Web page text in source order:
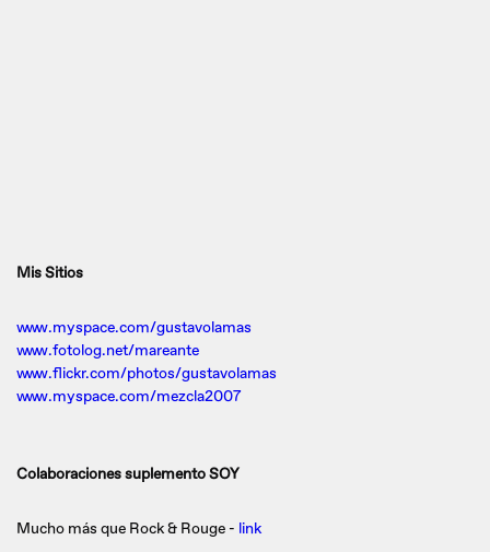
Mis Sitios
www.myspace.com/gustavolamas
www.fotolog.net/mareante
www.flickr.com/photos/gustavolamas
www.myspace.com/mezcla2007
Colaboraciones suplemento SOY
Mucho más que Rock & Rouge - link